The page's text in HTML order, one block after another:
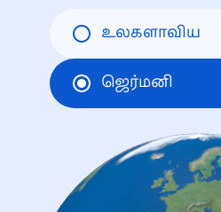
உலகளாவிய
ஜெர்மனி